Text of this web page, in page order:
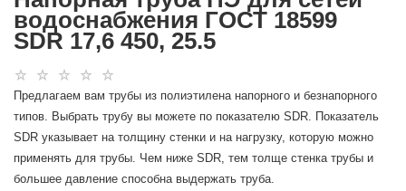
водоснабжения ГОСТ 18599
SDR 17,6 450, 25.5
Предлагаем вам трубы из полиэтилена напорного и безнапорного
типов. Выбрать трубу вы можете по показателю SDR. Показатель
SDR указывает на толщину стенки и на нагрузку, которую можно
применять для трубы. Чем ниже SDR, тем толще стенка трубы и
большее давление способна выдержать труба.